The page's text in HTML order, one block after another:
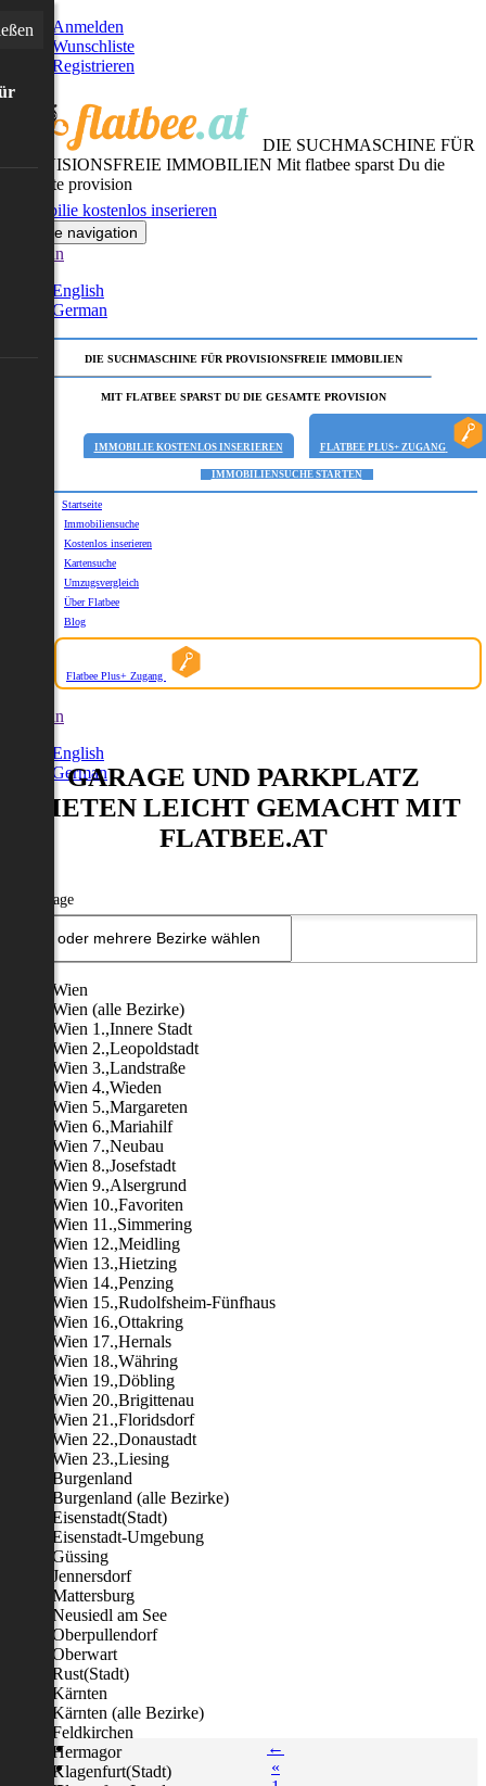
Anmelden
Wunschliste
Registrieren
DIE SUCHMASCHINE FÜR
PROVISIONSFREIE IMMOBILIEN Mit flatbee sparst Du die
gesamte provision
Immobilie kostenlos inserieren
Toggle navigation
German
English
German
DIE SUCHMASCHINE FÜR PROVISIONSFREIE IMMOBILIEN
MIT FLATBEE SPARST DU DIE GESAMTE PROVISION
IMMOBILIE KOSTENLOS INSERIEREN FLATBEE PLUS+ ZUGANG
IMMOBILIENSUCHE STARTEN
Startseite
Immobiliensuche
Kostenlos inserieren
Kartensuche
Umzugsvergleich
Über Flatbee
Blog
Flatbee Plus+ Zugang
German
English
German
GARAGE UND PARKPLATZ
MIETEN LEICHT GEMACHT MIT
FLATBEE.AT
Ort - Lage
Wien
Wien (alle Bezirke)
Wien 1.,Innere Stadt
Wien 2.,Leopoldstadt
Wien 3.,Landstraße
Wien 4.,Wieden
Wien 5.,Margareten
Wien 6.,Mariahilf
Wien 7.,Neubau
Wien 8.,Josefstadt
Wien 9.,Alsergrund
Wien 10.,Favoriten
Wien 11.,Simmering
Wien 12.,Meidling
Wien 13.,Hietzing
Wien 14.,Penzing
Wien 15.,Rudolfsheim-Fünfhaus
Wien 16.,Ottakring
Wien 17.,Hernals
Wien 18.,Währing
Wien 19.,Döbling
Wien 20.,Brigittenau
Wien 21.,Floridsdorf
Wien 22.,Donaustadt
Wien 23.,Liesing
Burgenland
Burgenland (alle Bezirke)
Eisenstadt(Stadt)
Eisenstadt-Umgebung
Güssing
Jennersdorf
Mattersburg
Neusiedl am See
Oberpullendorf
Oberwart
Rust(Stadt)
Kärnten
Kärnten (alle Bezirke)
Feldkirchen
Hermagor
Klagenfurt(Stadt)
←
«